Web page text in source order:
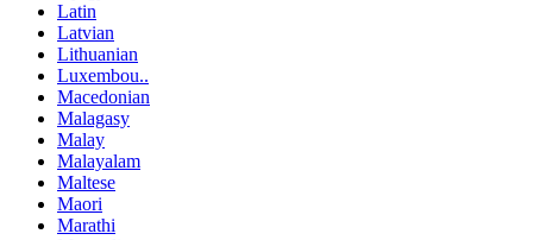
Latin
Latvian
Lithuanian
Luxembou..
Macedonian
Malagasy
Malay
Malayalam
Maltese
Maori
Marathi